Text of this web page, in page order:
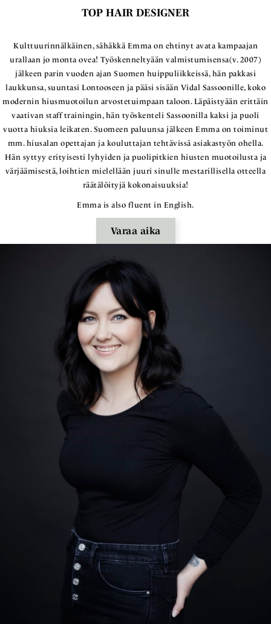
TOP HAIR DESIGNER
Kulttuurinnälkäinen, sähäkkä Emma on ehtinyt avata kampaajan
urallaan jo monta ovea! Työskenneltyään valmistumisensa(v. 2007)
jälkeen parin vuoden ajan Suomen huippuliikkeissä, hän pakkasi
laukkunsa, suuntasi Lontooseen ja pääsi sisään Vidal Sassoonille, koko
modernin hiusmuotoilun arvostetuimpaan taloon. Läpäistyään erittäin
vaativan staff trainingin, hän työskenteli Sassoonilla kaksi ja puoli
vuotta hiuksia leikaten. Suomeen paluunsa jälkeen Emma on toiminut
mm. hiusalan opettajan ja kouluttajan tehtävissä asiakastyön ohella.
Hän syttyy erityisesti lyhyiden ja puolipitkien hiusten muotoilusta ja
värjäämisestä, loihtien mielellään juuri sinulle mestarillisella otteella
räätälöityjä kokonaisuuksia!
Emma is also fluent in English.
Varaa aika